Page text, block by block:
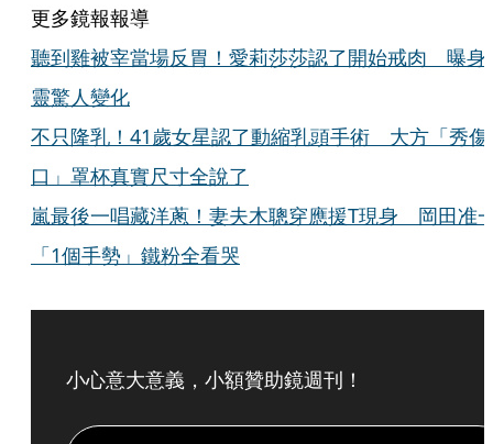
更多鏡報報導
聽到雞被宰當場反胃！愛莉莎莎認了開始戒肉 曝身
靈驚人變化
不只隆乳！41歲女星認了動縮乳頭手術 大方「秀傷
口」罩杯真實尺寸全說了
嵐最後一唱藏洋蔥！妻夫木聰穿應援T現身 岡田准
「1個手勢」鐵粉全看哭
小心意大意義，小額贊助鏡週刊！